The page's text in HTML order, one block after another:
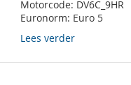
Motorcode: DV6C_9HR
Euronorm: Euro 5
Lees verder